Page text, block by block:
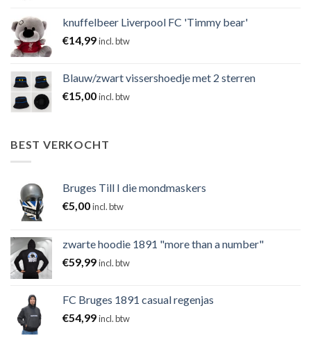
knuffelbeer Liverpool FC 'Timmy bear'
€14,99incl. btw
Blauw/zwart vissershoedje met 2 sterren
€15,00incl. btw
BEST VERKOCHT
Bruges Till I die mondmaskers
€5,00incl. btw
zwarte hoodie 1891 "more than a number"
€59,99incl. btw
FC Bruges 1891 casual regenjas
€54,99incl. btw